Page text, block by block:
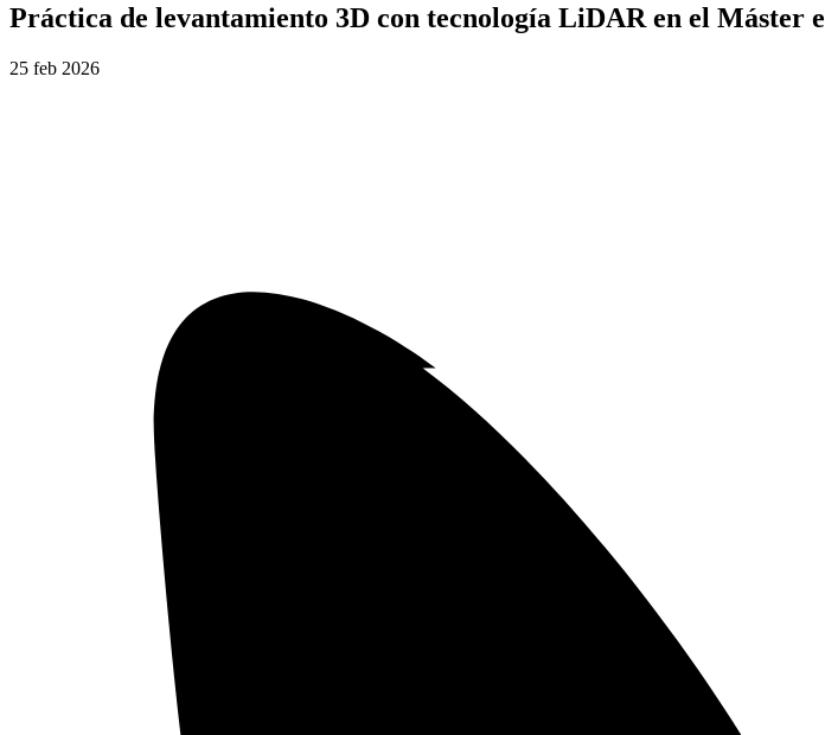
Práctica de levantamiento 3D con tecnología LiDAR en el Máster
25 feb 2026